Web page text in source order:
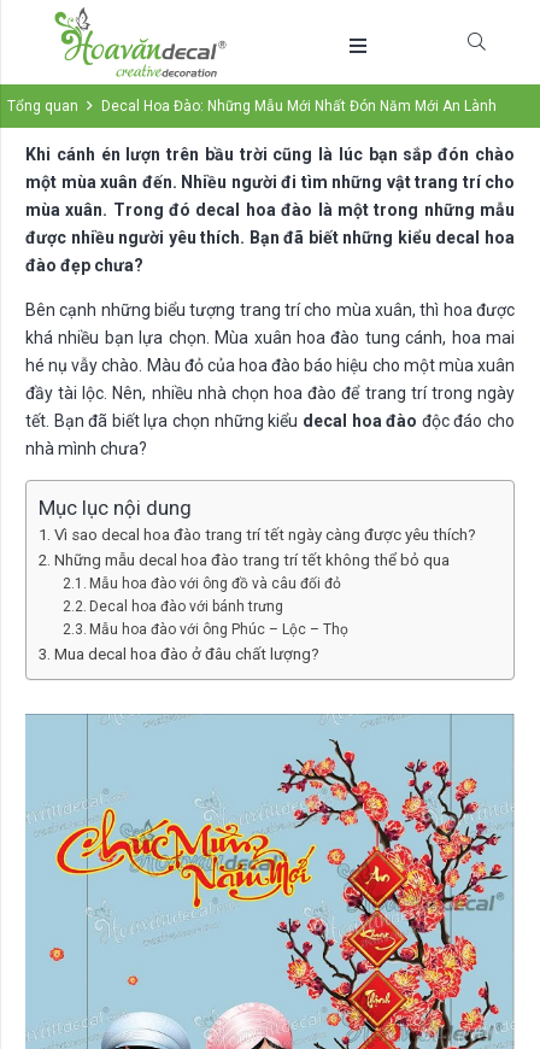
Tổng quan Decal Hoa Đào: Những Mẫu Mới Nhất Đón Năm Mới An Lành
Khi cánh én lượn trên bầu trời cũng là lúc bạn sắp đón chào
một mùa xuân đến. Nhiều người đi tìm những vật trang trí cho
mùa xuân. Trong đó decal hoa đào là một trong những mẫu
được nhiều người yêu thích. Bạn đã biết những kiểu decal hoa
đào đẹp chưa?
Bên cạnh những biểu tượng trang trí cho mùa xuân, thì hoa được
khá nhiều bạn lựa chọn. Mùa xuân hoa đào tung cánh, hoa mai
hé nụ vẫy chào. Màu đỏ của hoa đào báo hiệu cho một mùa xuân
đầy tài lộc. Nên, nhiều nhà chọn hoa đào để trang trí trong ngày
tết. Bạn đã biết lựa chọn những kiểu decal hoa đào độc đáo cho
nhà mình chưa?
Mục lục nội dung
Vì sao decal hoa đào trang trí tết ngày càng được yêu thích?
Những mẫu decal hoa đào trang trí tết không thể bỏ qua
Mẫu hoa đào với ông đồ và câu đối đỏ
Decal hoa đào với bánh trưng
Mẫu hoa đào với ông Phúc – Lộc – Thọ
Mua decal hoa đào ở đâu chất lượng?